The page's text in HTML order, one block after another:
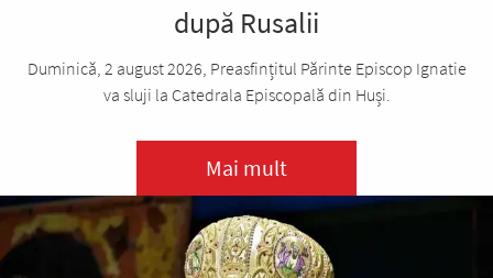
după Rusalii
Duminică, 2 august 2026, Preasfințitul Părinte Episcop Ignatie
va sluji la Catedrala Episcopală din Huși.
Mai mult